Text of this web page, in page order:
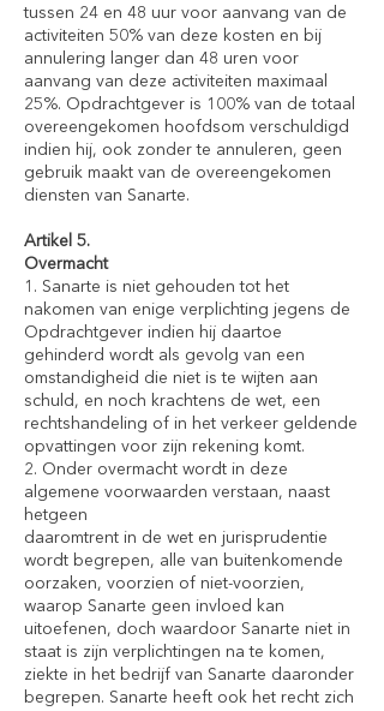
tussen 24 en 48 uur voor aanvang van de
activiteiten 50% van deze kosten en bij
annulering langer dan 48 uren voor
aanvang van deze activiteiten maximaal
25%. Opdrachtgever is 100% van de totaal
overeengekomen hoofdsom verschuldigd
indien hij, ook zonder te annuleren, geen
gebruik maakt van de overeengekomen
diensten van Sanarte.
Artikel 5.
Overmacht
1. Sanarte is niet gehouden tot het
nakomen van enige verplichting jegens de
Opdrachtgever indien hij daartoe
gehinderd wordt als gevolg van een
omstandigheid die niet is te wijten aan
schuld, en noch krachtens de wet, een
rechtshandeling of in het verkeer geldende
opvattingen voor zijn rekening komt.
2. Onder overmacht wordt in deze
algemene voorwaarden verstaan, naast
hetgeen
daaromtrent in de wet en jurisprudentie
wordt begrepen, alle van buitenkomende
oorzaken, voorzien of niet-voorzien,
waarop Sanarte geen invloed kan
uitoefenen, doch waardoor Sanarte niet in
staat is zijn verplichtingen na te komen,
ziekte in het bedrijf van Sanarte daaronder
begrepen. Sanarte heeft ook het recht zich